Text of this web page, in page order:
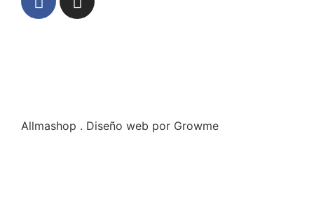
Allmashop . Diseño web por Growme